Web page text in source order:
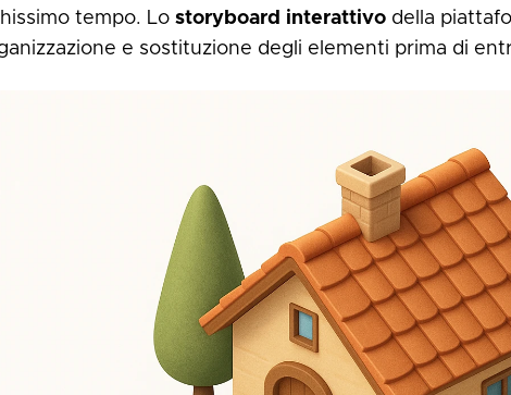
tempo. Lo storyboard interattivo della
e sostituzione degli elementi prima di